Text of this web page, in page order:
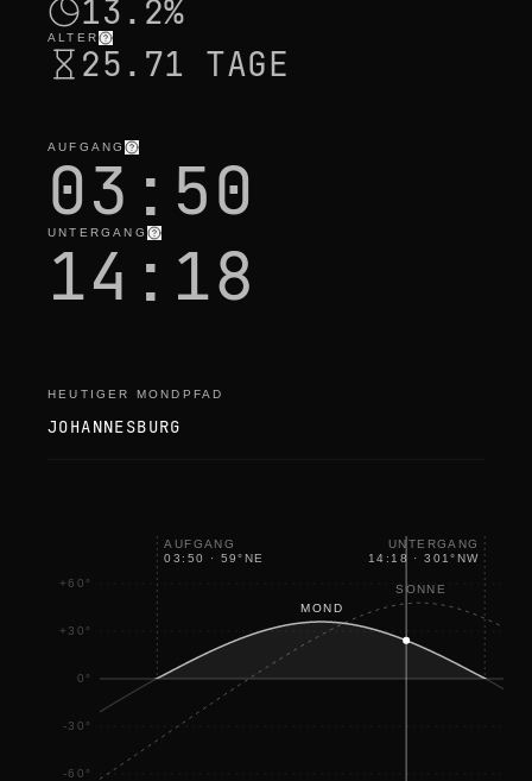
13.2%
ALTER
25.71 TAGE
AUFGANG
03:50
UNTERGANG
14:18
HEUTIGER MONDPFAD
JOHANNESBURG
+60°
+30°
0°
-30°
-60°
MOND
SONNE
AUFGANG
03:50
· 59 °NE
UNTERGANG
14:18
· 301 °NW